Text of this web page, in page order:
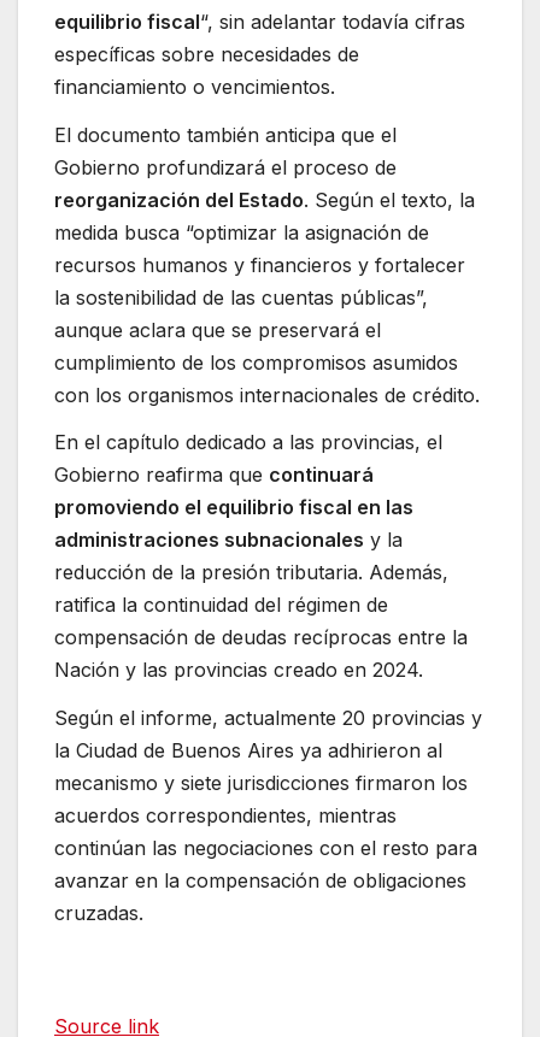
equilibrio fiscal“, sin adelantar todavía cifras
específicas sobre necesidades de
financiamiento o vencimientos.
El documento también anticipa que el
Gobierno profundizará el proceso de
reorganización del Estado. Según el texto, la
medida busca “optimizar la asignación de
recursos humanos y financieros y fortalecer
la sostenibilidad de las cuentas públicas”,
aunque aclara que se preservará el
cumplimiento de los compromisos asumidos
con los organismos internacionales de crédito.
En el capítulo dedicado a las provincias, el
Gobierno reafirma que continuará
promoviendo el equilibrio fiscal en las
administraciones subnacionales y la
reducción de la presión tributaria. Además,
ratifica la continuidad del régimen de
compensación de deudas recíprocas entre la
Nación y las provincias creado en 2024.
Según el informe, actualmente 20 provincias y
la Ciudad de Buenos Aires ya adhirieron al
mecanismo y siete jurisdicciones firmaron los
acuerdos correspondientes, mientras
continúan las negociaciones con el resto para
avanzar en la compensación de obligaciones
cruzadas.
Source link